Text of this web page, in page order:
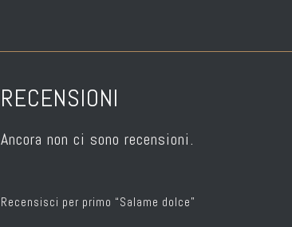
RECENSIONI
Ancora non ci sono recensioni.
Recensisci per primo “Salame dolce”